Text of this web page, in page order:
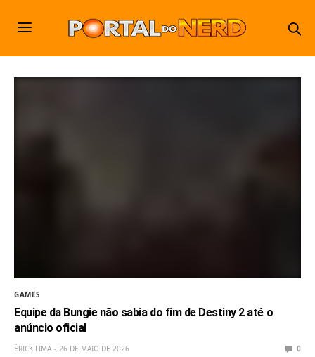
GAMES
Equipe da Bungie não sabia do fim de Destiny 2 até o
anúncio oficial
ÉRICK LIMA 26 DE MAIO DE 2026 0